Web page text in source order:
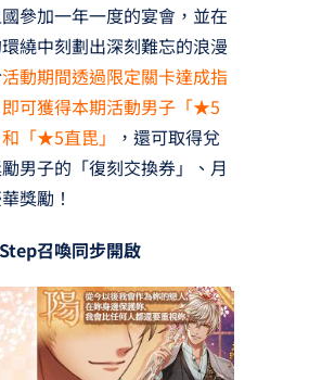
參加一年一度的宴會，並在
繞中刻劃出深刻難忘的浪漫
活動期間透過限定關卡達成指
可獲得本期活動男子「★5
「★5直毘」
，還可取得兌
男子的「復刻交換券」、月
獎勵！
召喚同步開啟